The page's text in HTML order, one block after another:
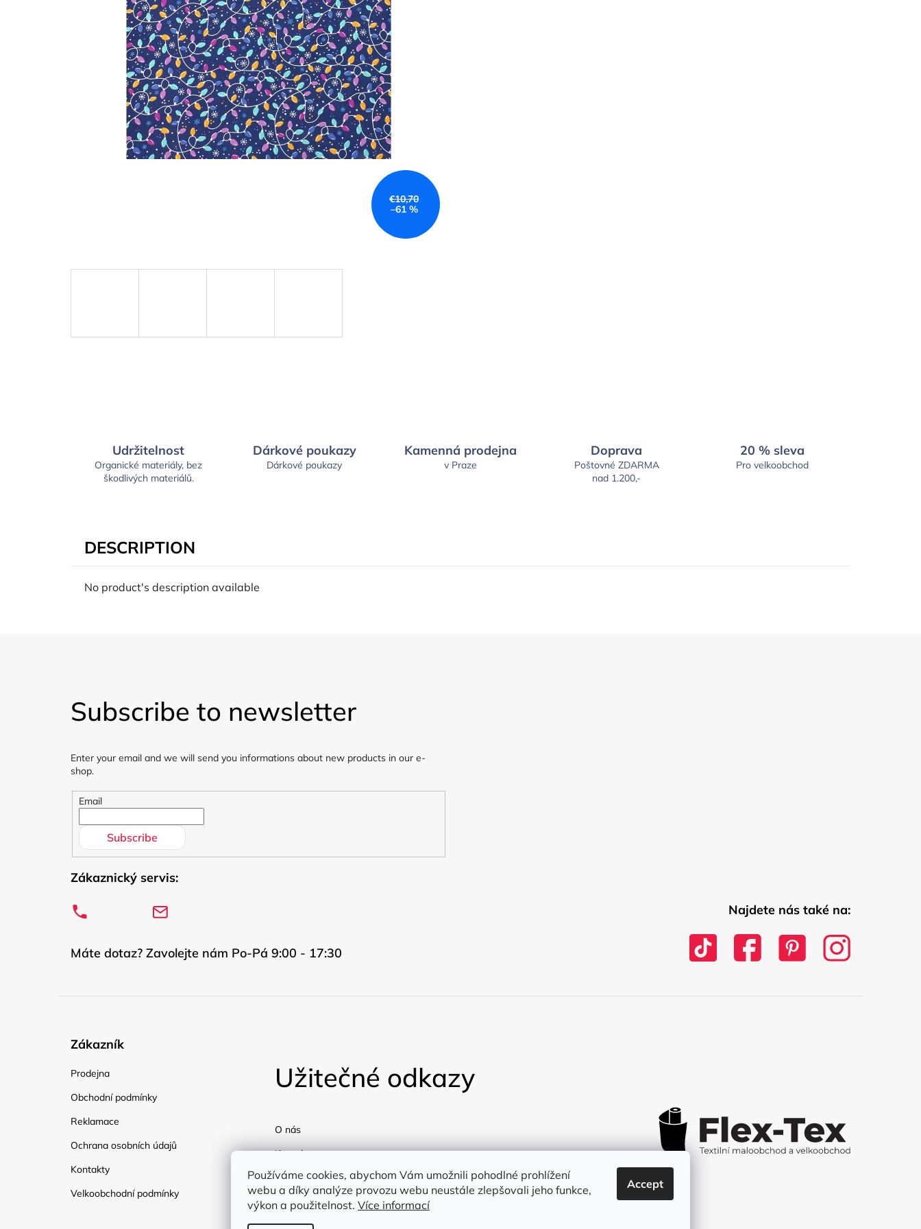
Používáme cookies, abychom Vám umožnili pohodlné prohlížení
webu a díky analýze provozu webu neustále zlepšovali jeho funkce,
výkon a použitelnost. Více informací
Accept
€10,70
–61 %
Udržitelnost
Organické materiály, bez
škodlivých materiálů.
Dárkové poukazy
Dárkové poukazy
Kamenná prodejna
v Praze
Doprava
Poštovné ZDARMA
nad 1.200,-
20 % sleva
Pro velkoobchod
DESCRIPTION
No product's description available
Subscribe to newsletter
Enter your email and we will send you informations about new products in our e-
shop.
Email
Subscribe
Zákaznický servis:
Máte dotaz? Zavolejte nám Po-Pá 9:00 - 17:30
Najdete nás také na:
Zákazník
Prodejna
Obchodní podmínky
Reklamace
Ochrana osobních údajů
Kontakty
Velkoobchodní podmínky
Užitečné odkazy
O nás
Kontakty
Doprava
Blog